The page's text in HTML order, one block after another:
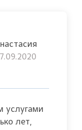
услугами
лет,